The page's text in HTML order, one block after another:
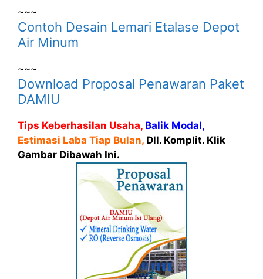
~~~
Contoh Desain Lemari Etalase Depot
Air Minum
~~~
Download Proposal Penawaran Paket
DAMIU
Tips Keberhasilan Usaha, Balik Modal,
Estimasi Laba Tiap Bulan, Dll. Komplit. Klik
Gambar Dibawah Ini.